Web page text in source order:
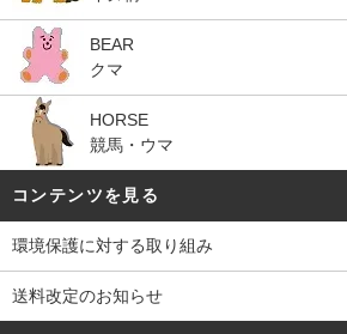
BEAR
クマ
HORSE
競馬・ウマ
コンテンツを見る
環境保護に対する取り組み
送料改定のお知らせ